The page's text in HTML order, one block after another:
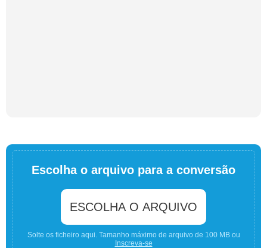
Escolha o arquivo para a conversão
ESCOLHA O ARQUIVO
Solte os ficheiro aqui. Tamanho máximo de arquivo de 100 MB ou
Inscreva-se